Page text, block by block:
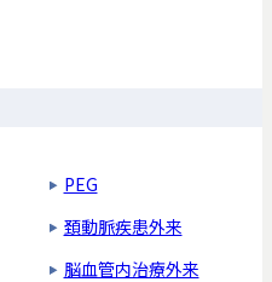
PEG
頚動脈疾患外来
脳血管内治療外来